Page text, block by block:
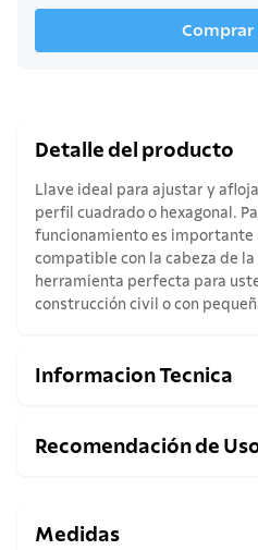
Comprar
Detalle del producto
Llave ideal para ajustar y
perfil cuadrado o hexagonal.
funcionamiento es importante
compatible con la cabeza de
herramienta perfecta para
construcción civil o con
Informacion Tecnica
Recomendación de
Medidas